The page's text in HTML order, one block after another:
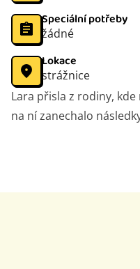
Speciální potřeby
žádné
Lokace
strážnice
Lara přisla z rodiny,
na ní zanechalo